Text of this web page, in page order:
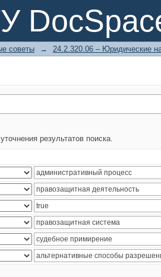
советы → 24.2.320.06 – Юридические
результатов поиска.